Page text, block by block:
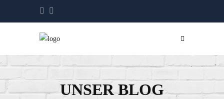
UNSER BLOG